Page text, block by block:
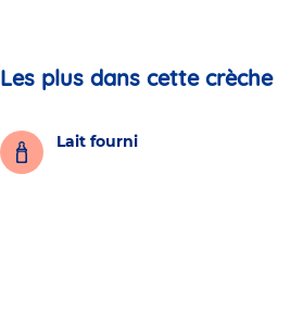
Les plus dans cette crèche
Lait fourni